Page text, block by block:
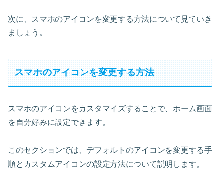
次に、スマホのアイコンを変更する方法について見ていき
ましょう。
スマホのアイコンを変更する方法
スマホのアイコンをカスタマイズすることで、ホーム画面
を自分好みに設定できます。
このセクションでは、デフォルトのアイコンを変更する手
順とカスタムアイコンの設定方法について説明します。